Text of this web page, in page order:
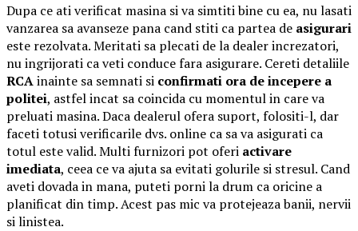
Dupa ce ati verificat masina si va simtiti bine cu ea, nu lasati
vanzarea sa avanseze pana cand stiti ca partea de asigurari
este rezolvata. Meritati sa plecati de la dealer increzatori,
nu ingrijorati ca veti conduce fara asigurare. Cereti detaliile
RCAinainte sa semnati si confirmati ora de incepere a
politei, astfel incat sa coincida cu momentul in care va
preluati masina. Daca dealerul ofera suport, folositi-l, dar
faceti totusi verificarile dvs. online ca sa va asigurati ca
totul este valid. Multi furnizori pot oferi activare
imediata, ceea ce va ajuta sa evitati golurile si stresul. Cand
aveti dovada in mana, puteti porni la drum ca oricine a
planificat din timp. Acest pas mic va protejeaza banii, nervii
si linistea.